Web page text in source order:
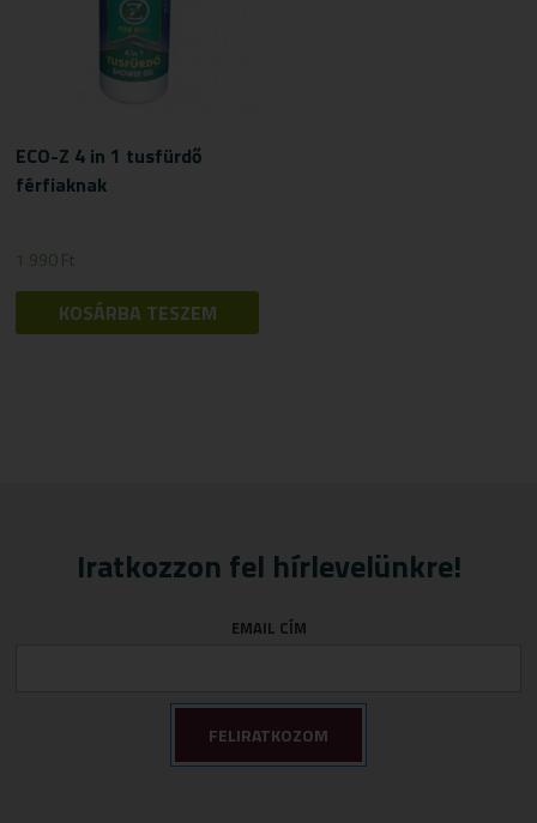
ECO-Z 4 in 1 tusfürdő
férfiaknak
1 990Ft
KOSÁRBA TESZEM
Iratkozzon fel hírlevelünkre!
EMAIL CÍM